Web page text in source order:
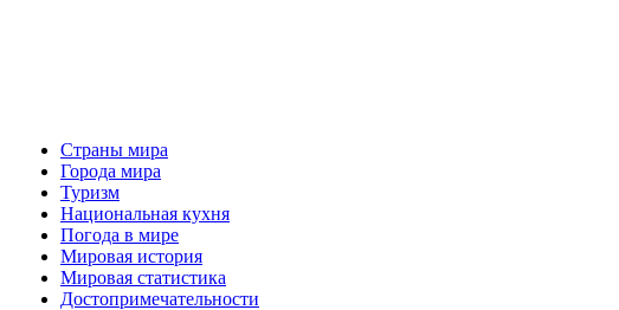
Страны мира
Города мира
Туризм
Национальная кухня
Погода в мире
Мировая история
Мировая статистика
Достопримечательности